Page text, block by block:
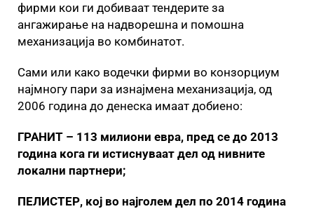
фирми кои ги добиваат тендерите за
ангажирање на надворешна и помошна
механизација во комбинатот.
Сами или како водечки фирми во конзорциум
најмногу пари за изнајмена механизација, од
2006 година до денеска имаат добиено:
ГРАНИТ – 113 милиони евра, пред се до 2013
година кога ги истиснуваат дел од нивните
локални партнери;
ПЕЛИСТЕР, кој во најголем дел по 2014 година